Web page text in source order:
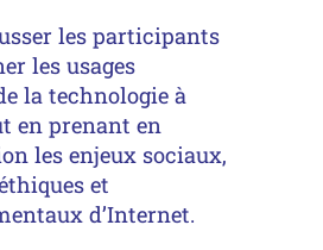
les participants
les usages
la technologie à
en prenant en
les enjeux sociaux,
et
d’Internet.